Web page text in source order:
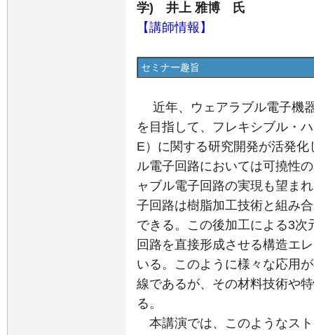
学) 井上 雅博 氏
【講師情報】
セミナー趣旨
近年、ウェアラブル電子機
を目指して、フレキシブル・
E）に関する研究開発が活発
ル電子回路においては可撓性
ャブル電子回路の実現も望ま
子回路は樹脂加工技術と組み
できる。この後加工による3
回路を直接形成させる構造エ
いる。このように様々な応用
線であるが、その材料技術や
る。
本講演では、このようなス